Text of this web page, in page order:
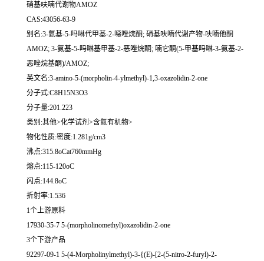
硝基呋喃代谢物AMOZ
CAS:43056-63-9
别名:3-氨基-5-吗啉代甲基-2-噁唑烷酮; 硝基呋喃代谢产物-呋喃他酮
AMOZ; 3-氨基-5-吗啉基甲基-2-恶唑烷酮; 喃它酮(5-甲基吗啉-3-氨基-2-
恶唑烷基酮)/AMOZ;
英文名:3-amino-5-(morpholin-4-ylmethyl)-1,3-oxazolidin-2-one
分子式:C8H15N3O3
分子量:201.223
类别:其他>化学试剂>含氮有机物>
物化性质:密度:1.281g/cm3
沸点:315.8oCat760mmHg
熔点:115-120oC
闪点:144.8oC
折射率:1.536
1个上游原料
17930-35-7 5-(morpholinomethyl)oxazolidin-2-one
3个下游产品
92297-09-1 5-(4-Morpholinylmethyl)-3-{(E)-[2-(5-nitro-2-furyl)-2-